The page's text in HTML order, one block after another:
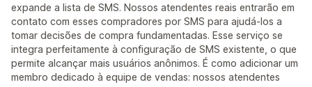
expande a lista de SMS. Nossos atendentes reais entrarão em
contato com esses compradores por SMS para ajudá-los a
tomar decisões de compra fundamentadas. Esse serviço se
integra perfeitamente à configuração de SMS existente, o que
permite alcançar mais usuários anônimos. É como adicionar um
membro dedicado à equipe de vendas: nossos atendentes